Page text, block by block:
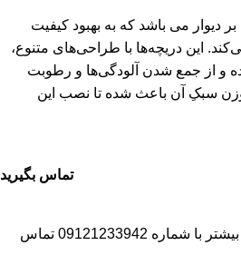
دیوار می باشد که به بهبود کیفیت
این دریچه‌ها با طراحی‌های متنوع،
و از جمع شدن آلودگی‌ها و رطوبت
سبکِ آن باعث شده تا نصب این
تماس بگیرید
برای خرید و کسب اطلاعات بیشتر با شماره 09121233942 تماس